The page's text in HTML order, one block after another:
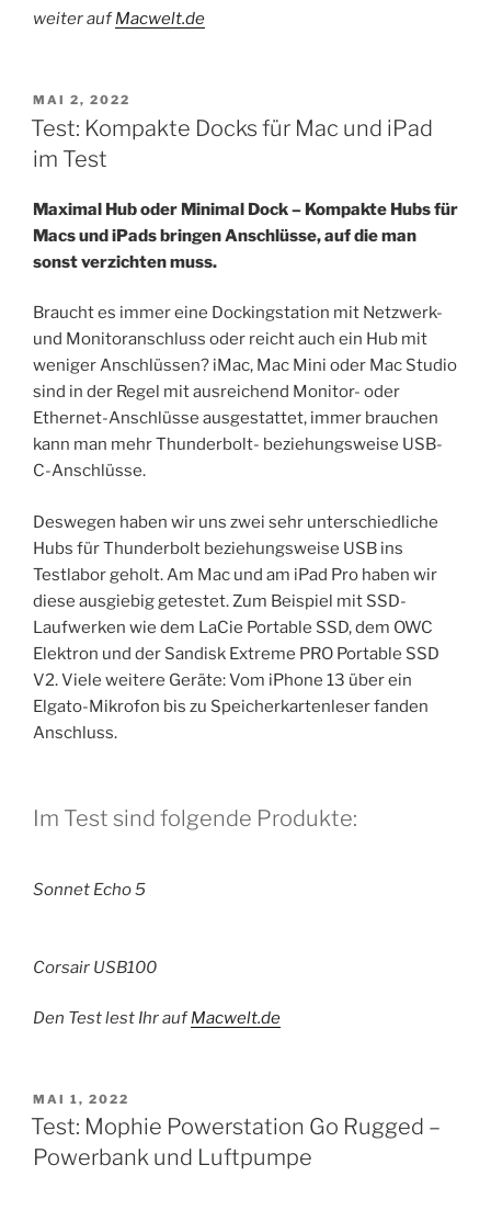
weiter aufMacwelt.de
VERÖFFENTLICHT
AM
MAI 2, 2022
Test: Kompakte Docks für Mac und iPad
im Test
Maximal Hub oder Minimal Dock – Kompakte Hubs für
Macs und iPads bringen Anschlüsse, auf die man
sonst verzichten muss.
Braucht es immer eine Dockingstation mit Netzwerk-
und Monitoranschluss oder reicht auch ein Hub mit
weniger Anschlüssen? iMac, Mac Mini oder Mac Studio
sind in der Regel mit ausreichend Monitor- oder
Ethernet-Anschlüsse ausgestattet, immer brauchen
kann man mehr Thunderbolt- beziehungsweise USB-
C-Anschlüsse.
Deswegen haben wir uns zwei sehr unterschiedliche
Hubs für Thunderbolt beziehungsweise USB ins
Testlabor geholt. Am Mac und am iPad Pro haben wir
diese ausgiebig getestet. Zum Beispiel mit SSD-
Laufwerken wie dem LaCie Portable SSD, dem OWC
Elektron und der Sandisk Extreme PRO Portable SSD
V2. Viele weitere Geräte: Vom iPhone 13 über ein
Elgato-Mikrofon bis zu Speicherkartenleser fanden
Anschluss.
Im Test sind folgende Produkte:
Sonnet Echo 5
Corsair USB100
Den Test lest Ihr aufMacwelt.de
VERÖFFENTLICHT
AM
MAI 1, 2022
Test: Mophie Powerstation Go Rugged –
Powerbank und Luftpumpe